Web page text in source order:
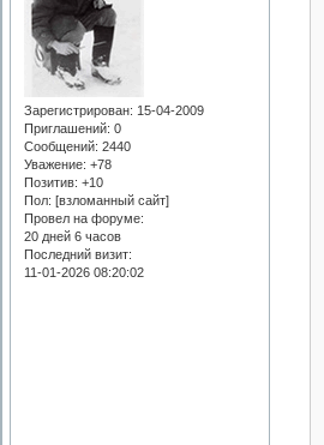
Зарегистрирован: 15-04-2009
Приглашений: 0
Сообщений: 2440
Уважение: +78
Позитив: +10
Пол: [взломанный сайт]
Провел на форуме:
20 дней 6 часов
Последний визит:
11-01-2026 08:20:02